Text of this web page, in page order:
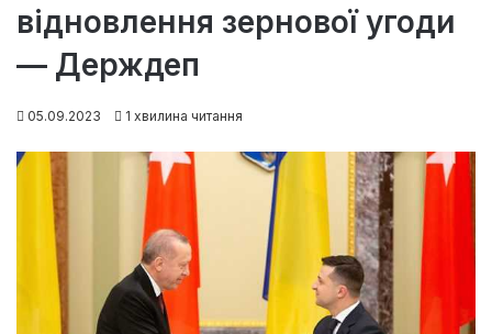
відновлення зернової угоди
— Держдеп
05.09.2023 1 хвилина читання